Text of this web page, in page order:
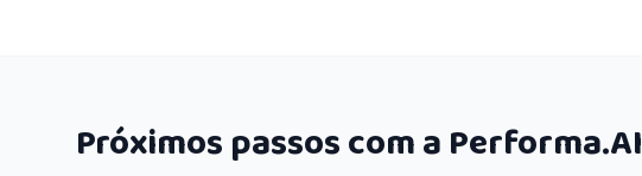
Próximos passos com a Performa.AI